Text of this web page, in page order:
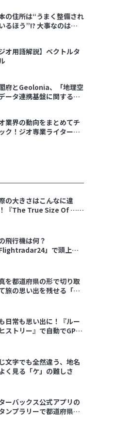
の住所は“うまく整備され
るほう”!? 大事なのは
ジオ用語解説】ベクトルタ
府とGeolonia、「地理空
ータ連携基盤に関する勉
業界の動向をまとめてチ
ク！ジオ専業ライター片
の大きさはこんなに違
『The True Size Of …』
飛行機は何？
Flightradar24」で頭上の
を都道府県の形で切り取
旅の思い出を残せる「旅
日常も思い出に！『ルー
ストリー』で自動でGPS
文字でも全然違う、地名
く見る「ケ」の難しさ
ーバックス公式アプリの
ンプラリーで都道府県の